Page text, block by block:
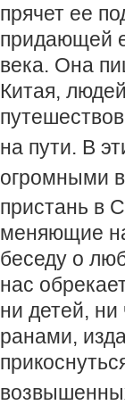
прячет ее
придающей
века. Она
Китая,
на пути. В
огромными
пристань в
меняющие
беседу о
нас
ни детей,
ранами,